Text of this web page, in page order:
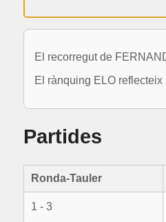
El recorregut de
El rànquing ELO
Partides
Ronda-Tauler
1 - 3